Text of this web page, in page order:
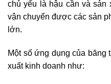
chủ yếu là hậu cần và sản
vận chuyển được các sản
lớn.
Một số ứng dụng của băng
xuất kinh doanh như: